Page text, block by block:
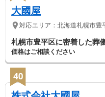
大國屋
対応エリア： 北海道札幌市豊
札幌市豊平区に密着した葬
価格はご相談ください
40